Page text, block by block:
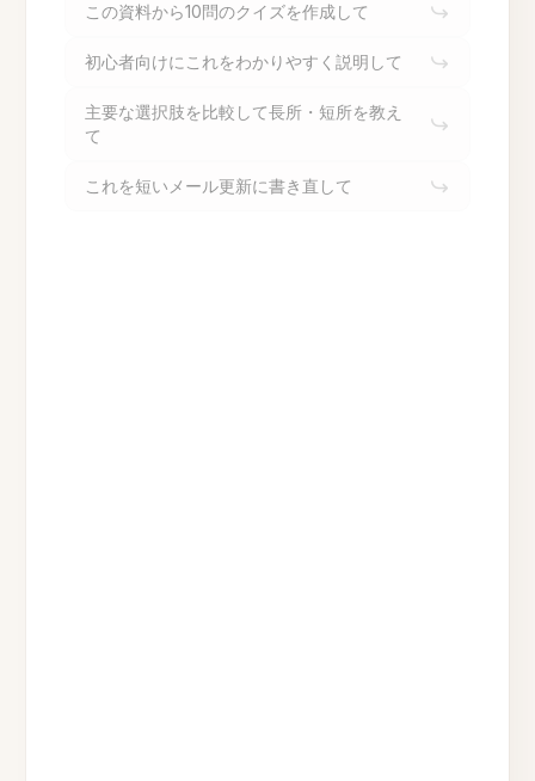
この資料から10問のクイズを作成して
初心者向けにこれをわかりやすく説明して
主要な選択肢を比較して長所・短所を教え
て
これを短いメール更新に書き直して